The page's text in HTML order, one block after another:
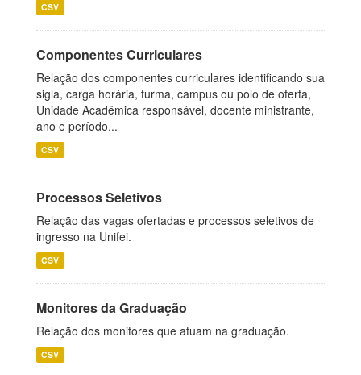
CSV
Componentes Curriculares
Relação dos componentes curriculares identificando sua
sigla, carga horária, turma, campus ou polo de oferta,
Unidade Acadêmica responsável, docente ministrante,
ano e período...
CSV
Processos Seletivos
Relação das vagas ofertadas e processos seletivos de
ingresso na Unifei.
CSV
Monitores da Graduação
Relação dos monitores que atuam na graduação.
CSV